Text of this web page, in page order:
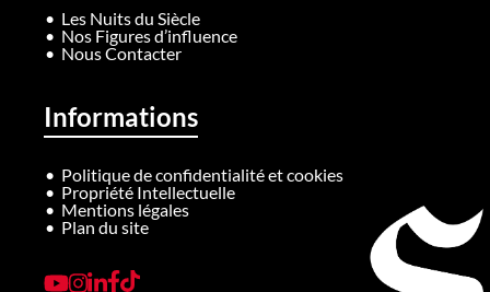
Les Nuits du Siècle
Nos Figures d’influence
Nous Contacter
Informations
Politique de confidentialité et cookies
Propriété Intellectuelle
Mentions légales
Plan du site